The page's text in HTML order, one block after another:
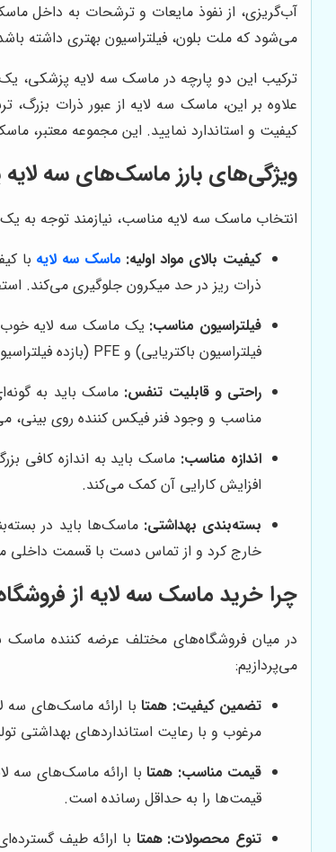
آب‌گریزی، از نفوذ مایعات و ترشحات به داخل ماسک
می‌شود که ملت بلون، فیلتراسیون بهتری داشته باشد
علاوه بر این، ماسک سه لایه از عبور ذرات
کیفیت و استاندارد نمایید. این مجموعه معتبر، ماسک‌های سه لایه را به صورت پک‌های
ویژگی‌های بارز ماسک‌های سه
انتخاب ماسک سه لایه مناسب، نیازمند توجه به
کیفیت بالای مواد اولیه: ماسک سه لایه با
ذرات ریز در حد میکرون جلوگیری می‌کند.
فیلتراسیون مناسب:
فیلتراسیون باکتریایی) و PFE (بازده فیلتراسیون ذرات) سنجیده می‌شود. ماسک‌هایی که دارای BFE و PFE بالاتر از 95% هستند، از محافظت بیشتری برخوردارند.
راحتی و قابلیت تنفس: ماسک باید به
مناسب و وجود فنر فیکس کننده روی بینی،
اندازه مناسب: ماسک باید به اندازه کافی
افزایش کارایی آن کمک می‌کند.
بسته‌بندی بهداشتی: ماسک‌ها باید در
خارج کرد و از تماس دست با قسمت داخلی
چرا خرید ماسک سه لایه از
در میان فروشگاه‌های مختلف عرضه کننده ماسک
می‌پردازیم:
تضمین کیفیت: همتابا ارائه ماسک‌های سه
مرغوب و با رعایت استانداردهای بهداشتی
قیمت مناسب: همتابا ارائه ماسک‌های سه
قیمت‌ها را به حداقل رسانده است.
تنوع محصولات: همتا با ارائه طیف